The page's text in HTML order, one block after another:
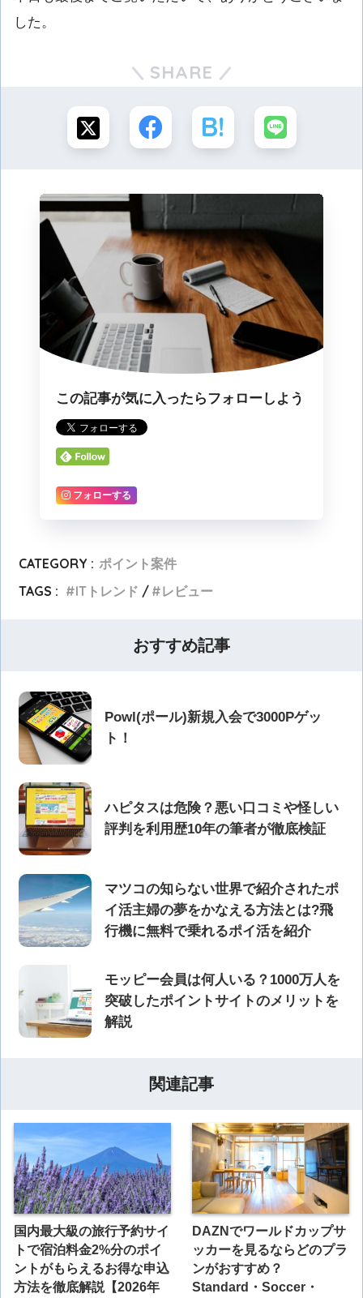
した。
SHARE
この記事が気に入ったらフォローしよう
フォローする
CATEGORY : ポイント案件
TAGS :
ITトレンド レビュー
おすすめ記事
Powl(ポール)新規入会で3000Pゲッ
ト！
ハピタスは危険？悪い口コミや怪しい
評判を利用歴10年の筆者が徹底検証
マツコの知らない世界で紹介されたポ
イ活主婦の夢をかなえる方法とは?飛
行機に無料で乗れるポイ活を紹介
モッピー会員は何人いる？1000万人を
突破したポイントサイトのメリットを
解説
関連記事
国内最大級の旅行予約サイ
トで宿泊料金2%分のポイ
ントがもらえるお得な申込
方法を徹底解説【2026年
DAZNでワールドカップサ
ッカーを見るならどのプラ
ンがおすすめ？
Standard・Soccer・